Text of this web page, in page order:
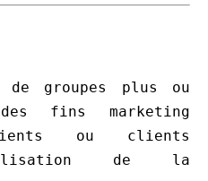
de groupes plus ou
fins marketing
ou clients
de la